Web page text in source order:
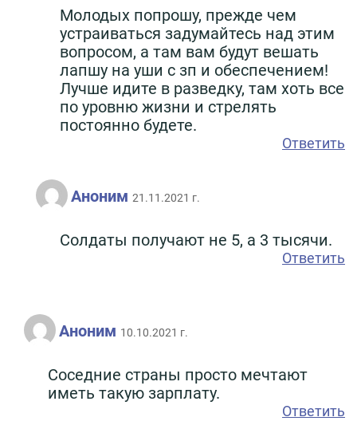
Молодых попрошу, прежде чем
устраиваться задумайтесь над этим
вопросом, а там вам будут вешать
лапшу на уши с зп и обеспечением!
Лучше идите в разведку, там хоть все
по уровню жизни и стрелять
постоянно будете.
Ответить
Аноним 21.11.2021 г.
Солдаты получают не 5, а 3 тысячи.
Ответить
Аноним 10.10.2021 г.
Соседние страны просто мечтают
иметь такую зарплату.
Ответить